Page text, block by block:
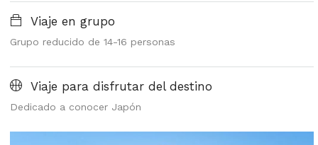
Viaje en grupo
Grupo reducido de 14-16 personas
Viaje para disfrutar del destino
Dedicado a conocer Japón